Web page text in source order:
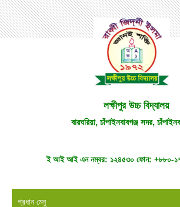
লক্ষীপুর উচ্চ বিদ্যালয়
বারঘরিয়া, চাঁপাইনবাবগঞ্জ সদর,
ই আই আই এন নম্বর: ১২৪৫৩০ ফোন: +৮৮০-
প্রধান মেনু